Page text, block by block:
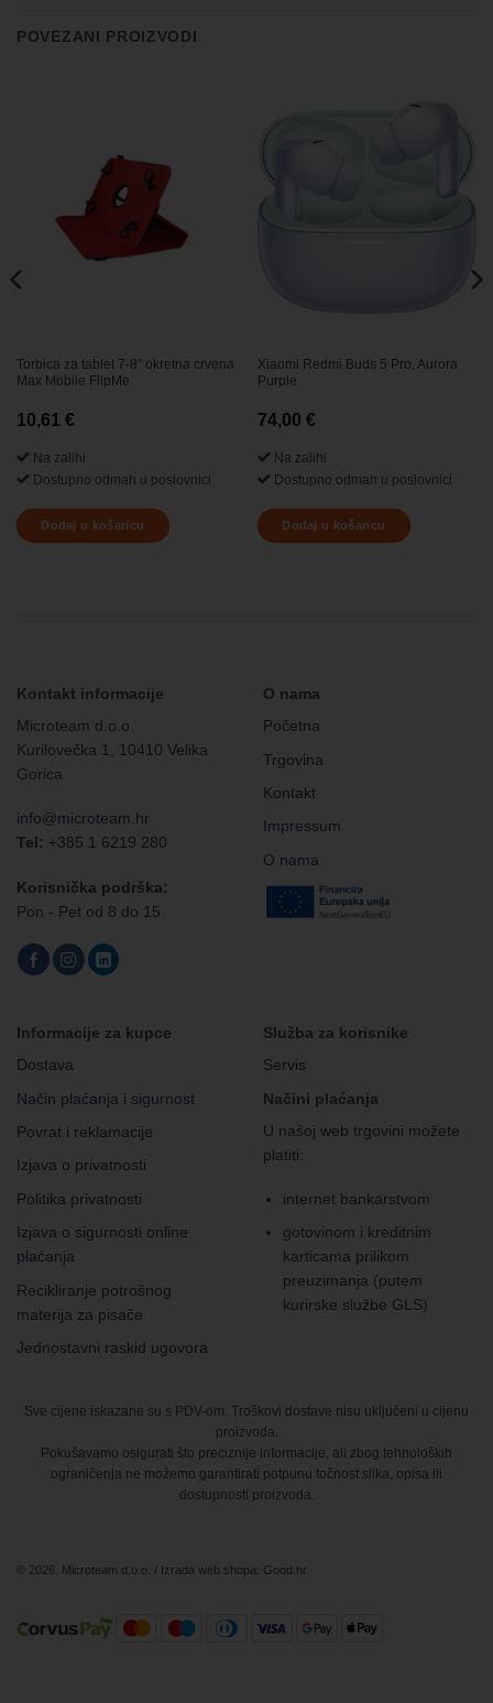
POVEZANI PROIZVODI
Torbica za tablet 7-8″ okretna crvena
Max Mobile FlipMe
10,61 €
Na zalihi
Dostupno odmah u poslovnici
Dodaj u košaricu
Xiaomi Redmi Buds 5 Pro, Aurora
Purple
74,00 €
Na zalihi
Dostupno odmah u poslovnici
Dodaj u košaricu
Kontakt informacije
Microteam d.o.o.
Kurilovečka 1, 10410 Velika
Gorica
info@microteam.hr
Tel: +385 1 6219 280
Korisnička podrška:
Pon - Pet od 8 do 15
O nama
Početna
Trgovina
Kontakt
Impressum
O nama
Informacije za kupce
Dostava
Način plaćanja i sigurnost
Povrat i reklamacije
Izjava o privatnosti
Politika privatnosti
Izjava o sigurnosti online
plaćanja
Recikliranje potrošnog
materija za pisače
Jednostavni raskid ugovora
Služba za korisnike
Servis
Načini plaćanja
U našoj web trgovini možete
platiti:
internet bankarstvom
gotovinom i kreditnim
karticama prilikom
preuzimanja (putem
kurirske službe GLS)
Sve cijene iskazane su s PDV-om. Troškovi dostave nisu uključeni u cijenu
proizvoda.
Pokušavamo osigurati što preciznije informacije, ali zbog tehnoloških
ograničenja ne možemo garantirati potpunu točnost slika, opisa ili
dostupnosti proizvoda.
© 2026. Microteam d.o.o. / Izrada web shopa: Good.hr